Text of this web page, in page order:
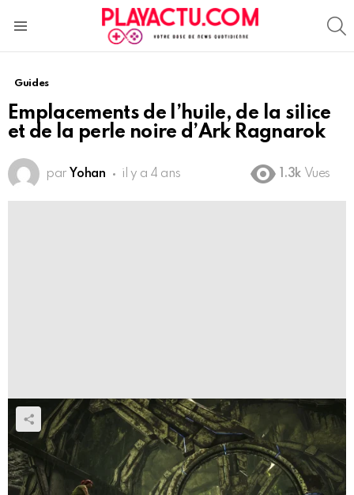
Guides
Emplacements de l’huile, de la silice
et de la perle noire d’Ark Ragnarok
par Yohan il y a 4 ans 1.3k Vues